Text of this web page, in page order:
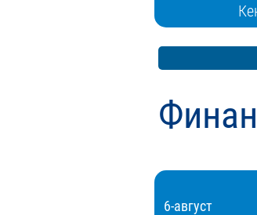
6-август